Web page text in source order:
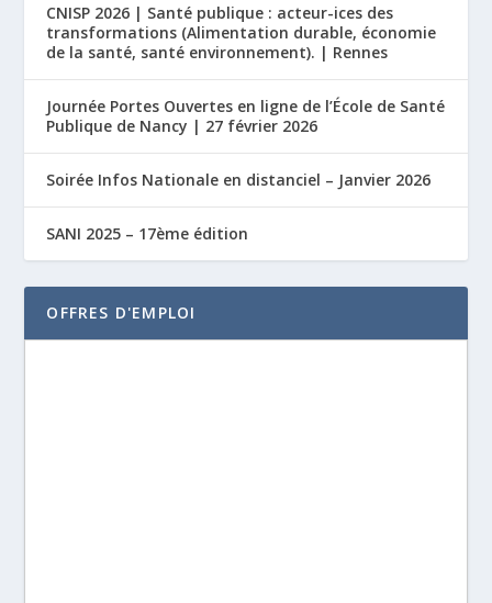
CNISP 2026 | Santé publique : acteur-ices des
transformations (Alimentation durable, économie
de la santé, santé environnement). | Rennes
Journée Portes Ouvertes en ligne de l’École de Santé
Publique de Nancy | 27 février 2026
Soirée Infos Nationale en distanciel – Janvier 2026
SANI 2025 – 17ème édition
OFFRES D'EMPLOI